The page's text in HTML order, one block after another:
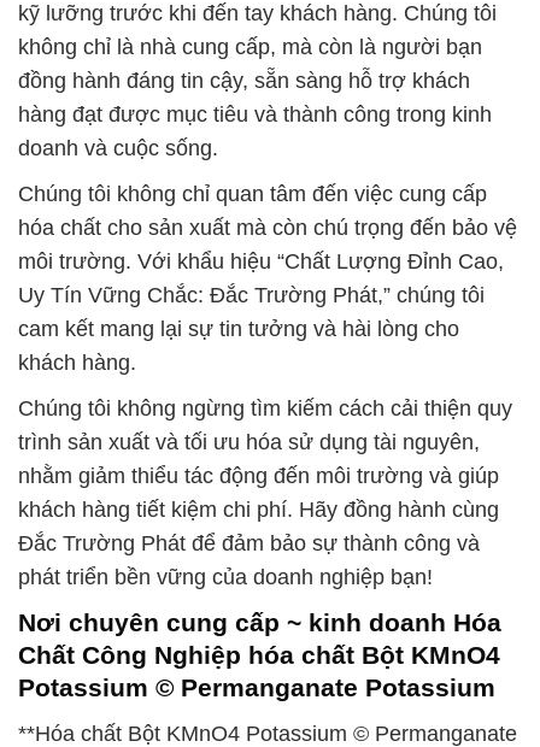
kỹ lưỡng trước khi đến tay khách hàng. Chúng tôi
không chỉ là nhà cung cấp, mà còn là người bạn
đồng hành đáng tin cậy, sẵn sàng hỗ trợ khách
hàng đạt được mục tiêu và thành công trong kinh
doanh và cuộc sống.
Chúng tôi không chỉ quan tâm đến việc cung cấp
hóa chất cho sản xuất mà còn chú trọng đến bảo vệ
môi trường. Với khẩu hiệu “Chất Lượng Đỉnh Cao,
Uy Tín Vững Chắc: Đắc Trường Phát,” chúng tôi
cam kết mang lại sự tin tưởng và hài lòng cho
khách hàng.
Chúng tôi không ngừng tìm kiếm cách cải thiện quy
trình sản xuất và tối ưu hóa sử dụng tài nguyên,
nhằm giảm thiểu tác động đến môi trường và giúp
khách hàng tiết kiệm chi phí. Hãy đồng hành cùng
Đắc Trường Phát để đảm bảo sự thành công và
phát triển bền vững của doanh nghiệp bạn!
Nơi chuyên cung cấp ~ kinh doanh Hóa
Chất Công Nghiệp hóa chất Bột KMnO4
Potassium © Permanganate Potassium
**Hóa chất Bột KMnO4 Potassium © Permanganate